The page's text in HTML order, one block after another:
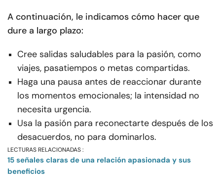
A continuación, le indicamos cómo hacer que
dure a largo plazo:
Cree salidas saludables para la pasión, como
viajes, pasatiempos o metas compartidas.
Haga una pausa antes de reaccionar durante
los momentos emocionales; la intensidad no
necesita urgencia.
Usa la pasión para reconectarte después de los
desacuerdos, no para dominarlos.
LECTURAS RELACIONADAS :
15 señales claras de una relación apasionada y sus
beneficios